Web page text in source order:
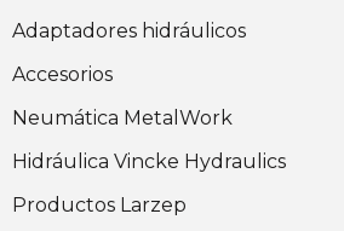
Adaptadores hidráulicos
Accesorios
Neumática MetalWork
Hidráulica Vincke Hydraulics
Productos Larzep